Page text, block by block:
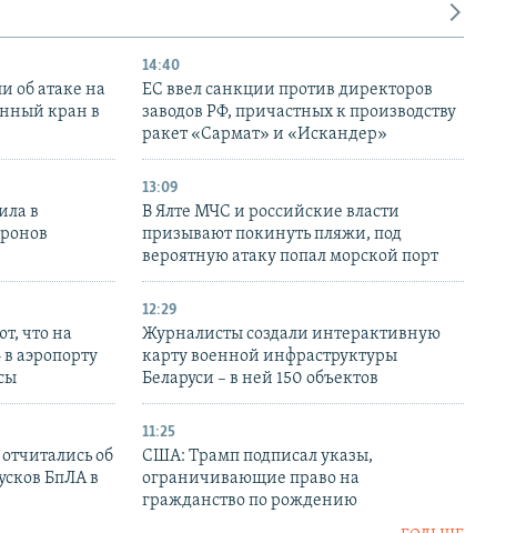
об атаке на
кран в
14:40
ЕС ввел санкции против директоров
заводов РФ, причастных к производству
ракет «Сармат» и «Искандер»
в
13:09
В Ялте МЧС и российские власти
призывают покинуть пляжи, под
вероятную атаку попал морской порт
что на
аэропорту
12:29
Журналисты создали интерактивную
карту военной инфраструктуры
Беларуси – в ней 150 объектов
об
БпЛА в
11:25
США: Трамп подписал указы,
ограничивающие право на
гражданство по рождению